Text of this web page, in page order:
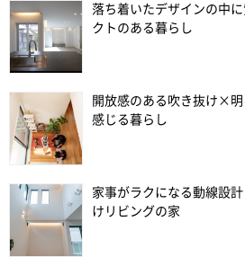
落ち着いたデザインの中
クトのある暮らし
開放感のある吹き抜け×
感じる暮らし
家事がラクになる動線設
けリビングの家